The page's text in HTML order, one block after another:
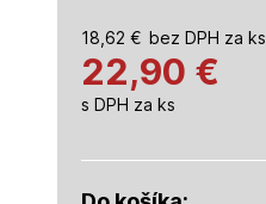
18,62 € bez DPH za ks
22,90 €
s DPH za ks